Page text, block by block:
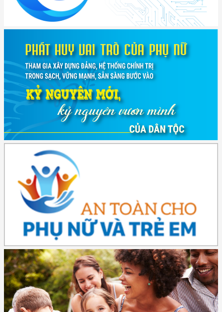
(2415/QĐ-TTg) Quyết định về việc phê duyệt Đề án Hỗ trợ Phụ nữ khởi
nghiệp ...